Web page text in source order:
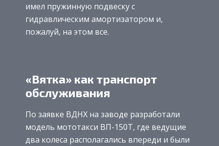
имел пружинную подвеску с
гидравлическим амортизатором и,
пожалуй, на этом все.
«Вятка» как транспорт
обслуживания
По заявке ВДНХ на заводе разработали
модель мототакси ВП-150Т, где ведущие
два колеса располагались впереди и были